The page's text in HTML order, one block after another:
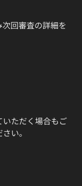
回審査の詳細を
ただく場合もご
い。